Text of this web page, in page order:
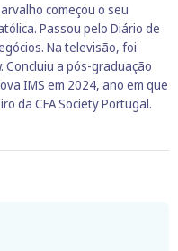
começou o seu
Passou pelo Diário de
Na televisão, foi
Concluiu a pós-graduação
IMS em 2024, ano em que
da CFA Society Portugal.